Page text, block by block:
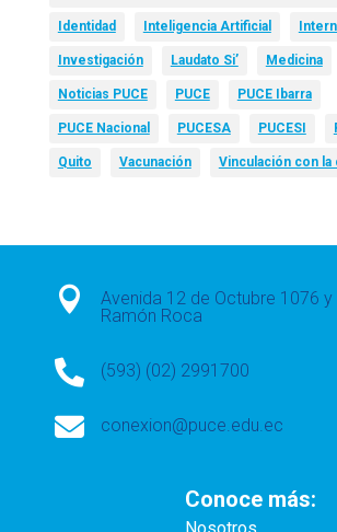
Identidad Inteligencia Artificial
Investigación Laudato Si’ Medicina
Noticias PUCE PUCE PUCE Ibarra
PUCE Nacional PUCESA PUCESI
Quito Vacunación Vinculación con la

Avenida 12 de Octubre 1076 y
Ramón Roca
 (593) (02) 2991700
 conexion@puce.edu.ec
Conoce más: